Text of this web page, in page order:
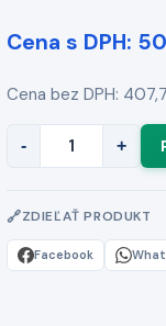
Cena s DPH:
Cena bez DPH:
- +
ZDIEĽAŤ PRODUKT
Facebook